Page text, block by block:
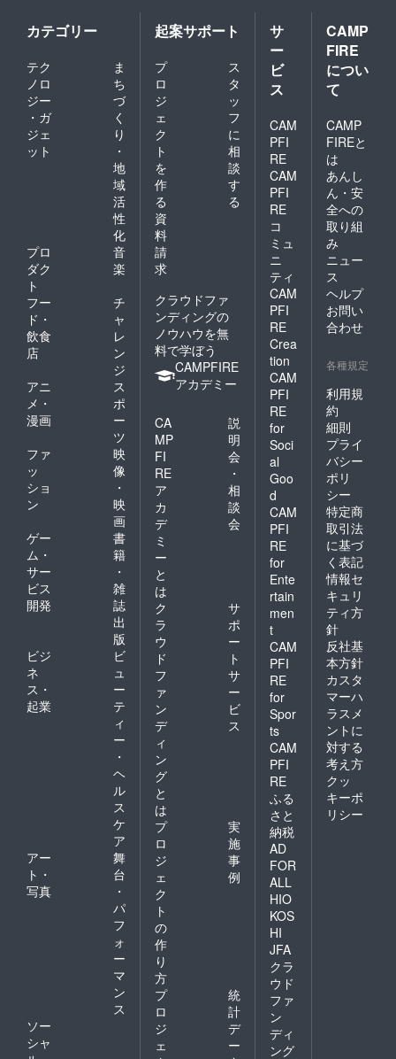
ご予約
は21年3
月頃よ
り受付
を開始
させて
いただ
（先着
順）。
※ご予約
時の
キャン
セリポ
リシー
は「前
日18時
以降の
キャン
セル・
ノー
ショー
100％」
ていた
す。 ※
ハイ
シーズ
(12/24-
1/10、
5/7、
31)、利
用不
可。
ン
(12/24-
1/10、
5/7、
8/1-31)
は利用
カテゴリー
テク
ノロ
ジー
・ガ
ジェ
ット
ま
ち
づ
く
り
・
地
域
活
性
化
プロ
ダク
ト
音
楽
フー
ド・
飲食
店
チ
ャ
レ
ン
ジ
アニ
メ・
漫画
ス
ポ
ー
ツ
ファ
ッ
ショ
ン
映
像
・
映
画
ゲー
ム・
サー
ビス
開発
書
籍
・
雑
誌
出
版
ビジ
ネ
ス・
起業
ビ
ュ
ー
テ
ィ
ー
・
ヘ
ル
ス
ケ
ア
アー
ト・
写真
舞
台
・
パ
フ
ォ
ー
マ
ン
ス
ソー
シャ
起案サポート
プ
ロ
ジ
ェ
ク
ト
を
作
る
ス
タ
ッ
フ
に
相
談
す
る
資
料
請
求
クラウドファ
ンディングの
ノウハウを無
料で学ぼう
CAMPFIRE
アカデミー
CA
MP
FI
RE
ア
カ
デ
ミ
ー
と
は
説
明
会
・
相
談
会
ク
ラ
ウ
ド
フ
ァ
ン
デ
ィ
ン
グ
と
は
サ
ポ
ー
ト
サ
ー
ビ
ス
プ
ロ
ジ
ェ
ク
ト
の
作
り
方
実
施
事
例
プ
ロ
ジ
ェ
統
計
デ
ー
サ
ー
ビ
ス
CAM
PFI
RE
CAM
PFI
RE
コ
ミュ
ニ
ティ
CAM
PFI
RE
Crea
tion
CAM
PFI
RE
for
Soci
al
Goo
d
CAM
PFI
RE
for
Ente
rtain
men
t
CAM
PFI
RE
for
Spor
ts
CAM
PFI
RE
ふる
さと
納税
AD
FOR
ALL
HIO
KOS
HI
JFA
クラ
ウド
ファ
ン
ディ
ング
CAMP
FIRE
につい
て
CAMP
FIREと
は
あんし
ん・安
全への
取り組
み
ニュー
ス
ヘルプ
お問い
合わせ
各種規定
利用規
約
細則
プライ
バシー
ポリ
シー
特定商
取引法
に基づ
く表記
情報セ
キュリ
ティ方
針
反社基
本方針
カスタ
マーハ
ラスメ
ントに
対する
考え方
クッ
キーポ
リシー